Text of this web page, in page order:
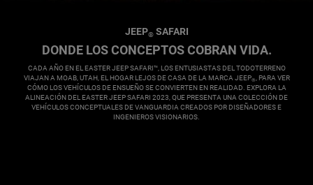
JEEP®SAFARI
DONDE LOS CONCEPTOS COBRAN VIDA.
CADA AÑO EN EL EASTER JEEP SAFARI™, LOS ENTUSIASTAS DEL TODOTERRENO
VIAJAN A MOAB, UTAH, EL HOGAR LEJOS DE CASA DE LA MARCA JEEP®
, PARA VER
CÓMO LOS VEHÍCULOS DE ENSUEÑO SE CONVIERTEN EN REALIDAD. EXPLORA LA
ALINEACIÓN DEL EASTER JEEP SAFARI 2023, QUE PRESENTA UNA COLECCIÓN DE
VEHÍCULOS CONCEPTUALES DE VANGUARDIA CREADOS POR DISEÑADORES E
INGENIEROS VISIONARIOS.